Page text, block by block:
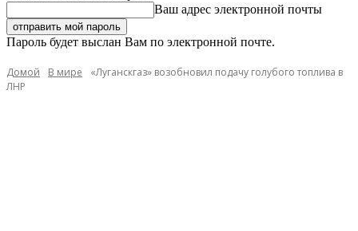
Ваш адрес электронной почты
Пароль будет выслан Вам по электронной почте.
Домой В мире
«Луганскгаз» возобновил подачу голубого топлива в
ЛНР